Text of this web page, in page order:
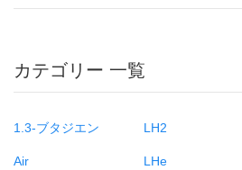
カテゴリー 一覧
1.3-ブタジエン
Air
LH2
LHe